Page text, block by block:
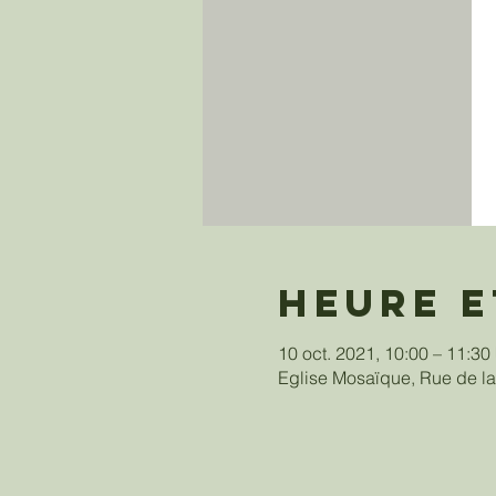
Heure
10 oct. 2021, 10:00 –
Eglise Mosaïque, Rue de